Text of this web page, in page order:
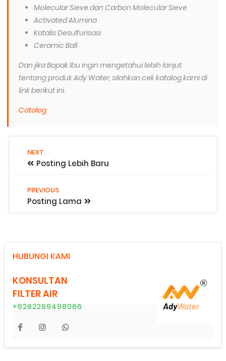
Molecular Sieve dan Carbon Molecular Sieve
Activated Alumina
Katalis Desulfurisasi
Ceramic Ball
Dan jika Bapak Ibu ingin mengetahui lebih lanjut
tentang produk Ady Water, silahkan cek katalog kami di
link berikut ini.
Catalog
NEXT
Posting Lebih Baru
PREVIOUS
Posting Lama
HUBUNGI KAMI
KONSULTAN
FILTER AIR
+6282299498066